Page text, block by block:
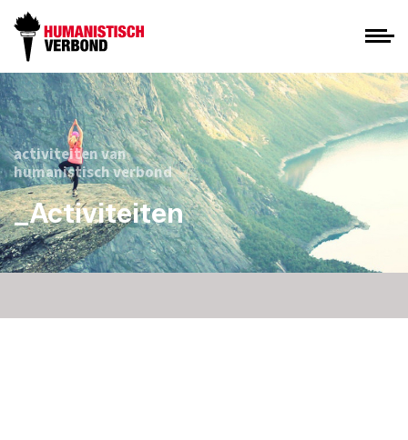
activiteiten van
humanistisch verbond
_Activiteiten